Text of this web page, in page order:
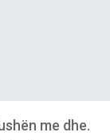
me dhe.